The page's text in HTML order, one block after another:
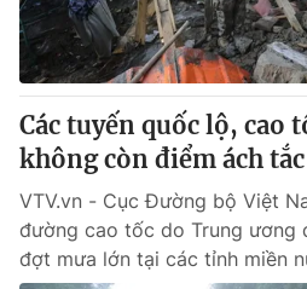
Các tuyến quốc lộ, cao
không còn điểm ách
VTV.vn - Cục Đường bộ Việt
đường cao tốc do Trung ương
đợt mưa lớn tại các tỉnh miền